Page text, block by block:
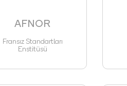
AFNOR
Fransız Standartları
Enstitüsü